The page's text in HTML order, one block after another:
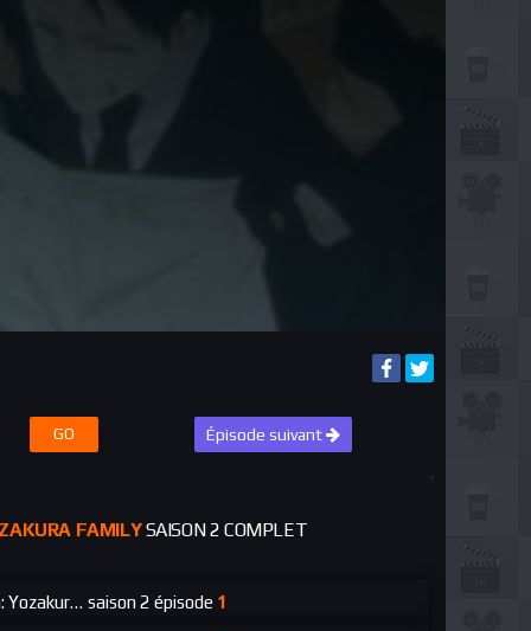
GO Épisode suivant
FAMILYSAISON 2 COMPLET
Yozakura Familysaison 2 épisode 1